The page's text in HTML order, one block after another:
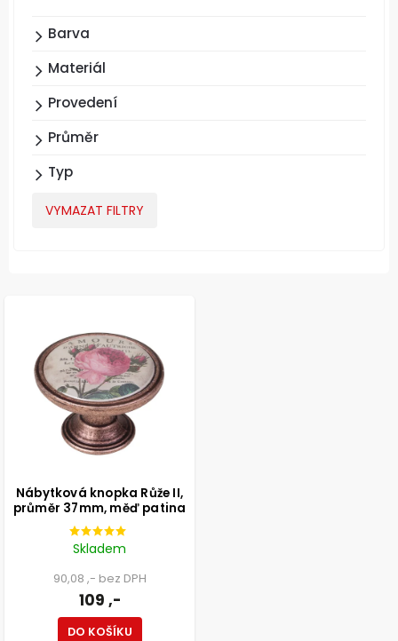
Barva
Materiál
Provedení
Průměr
Typ
VYMAZAT FILTRY
Nábytková knopka Růže II,
průměr 37mm, měď patina
Skladem
90,08 ,- bez DPH
109 ,-
DO KOŠÍKU